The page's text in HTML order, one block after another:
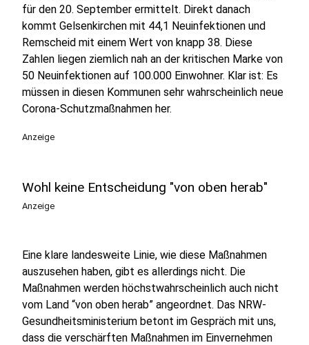
für den 20. September ermittelt. Direkt danach
kommt Gelsenkirchen mit 44,1 Neuinfektionen und
Remscheid mit einem Wert von knapp 38. Diese
Zahlen liegen ziemlich nah an der kritischen Marke von
50 Neuinfektionen auf 100.000 Einwohner. Klar ist: Es
müssen in diesen Kommunen sehr wahrscheinlich neue
Corona-Schutzmaßnahmen her.
Anzeige
Wohl keine Entscheidung "von oben herab"
Anzeige
Eine klare landesweite Linie, wie diese Maßnahmen
auszusehen haben, gibt es allerdings nicht. Die
Maßnahmen werden höchstwahrscheinlich auch nicht
vom Land “von oben herab” angeordnet. Das NRW-
Gesundheitsministerium betont im Gespräch mit uns,
dass die verschärften Maßnahmen im Einvernehmen